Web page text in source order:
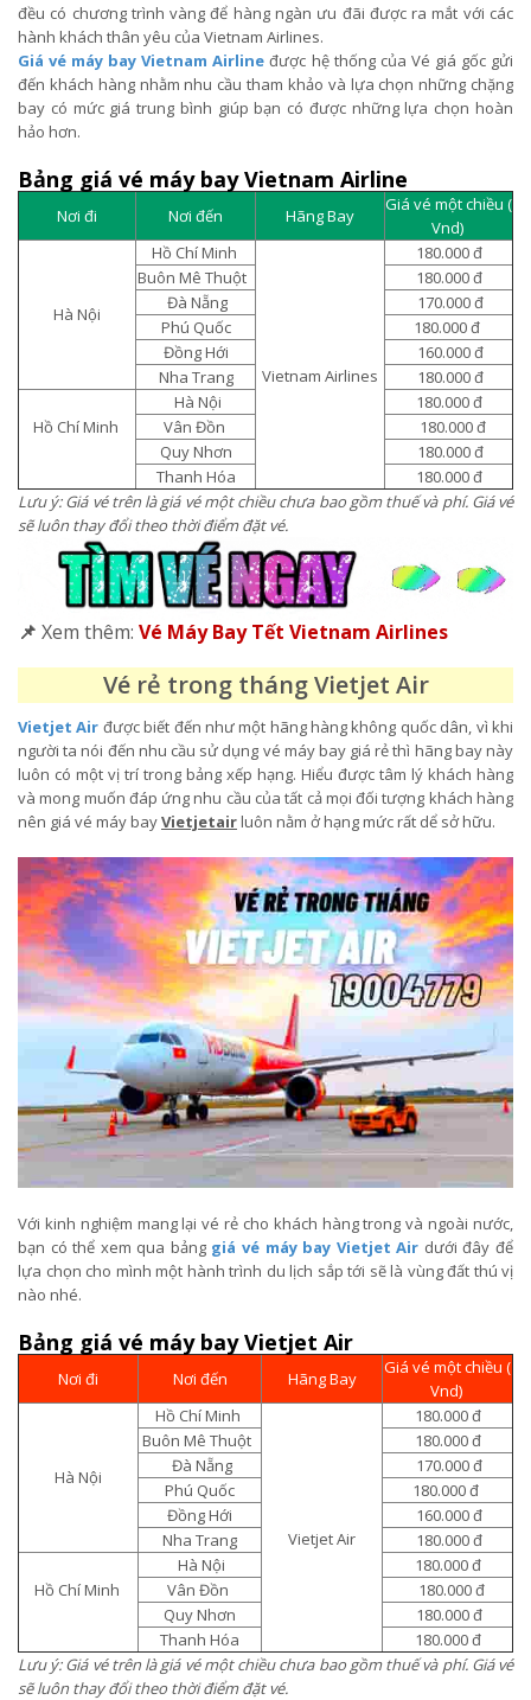
đều có chương trình vàng để hàng ngàn ưu đãi được ra mắt với các
hành khách thân yêu của Vietnam Airlines.
Giá vé máy bay Vietnam Airline được hệ thống của Vé giá gốc gửi
đến khách hàng nhằm nhu cầu tham khảo và lựa chọn những chặng
bay có mức giá trung bình giúp bạn có được những lựa chọn hoàn
hảo hơn.
Bảng giá vé máy bay Vietnam Airline
Nơi đi Nơi đến Hãng Bay
Giá vé một chiều (
Vnd)
Hà Nội
Hồ Chí Minh
Vietnam Airlines
180.000 đ
Buôn Mê Thuột
180.000 đ
Đà Nẵng
170.000 đ
Phú Quốc
180.000 đ
Đồng Hới
160.000 đ
Nha Trang
180.000 đ
Hồ Chí Minh
Hà Nội
180.000 đ
Vân Đồn
180.000 đ
Quy Nhơn
180.000 đ
Thanh Hóa
180.000 đ
Lưu ý: Giá vé trên là giá vé một chiều chưa bao gồm thuế và phí. Giá vé
sẽ luôn thay đổi theo thời điểm đặt vé.
📌 Xem thêm: Vé Máy Bay Tết Vietnam Airlines
Vé rẻ trong tháng Vietjet Air
Vietjet Air được biết đến như một hãng hàng không quốc dân, vì khi
người ta nói đến nhu cầu sử dụng vé máy bay giá rẻ thì hãng bay này
luôn có một vị trí trong bảng xếp hạng. Hiểu được tâm lý khách hàng
và mong muốn đáp ứng nhu cầu của tất cả mọi đối tượng khách hàng
nên giá vé máy bayVietjetairluôn nằm ở hạng mức rất dể sở hữu.
Với kinh nghiệm mang lại vé rẻ cho khách hàng trong và ngoài nước,
bạn có thể xem qua bảng giá vé máy bay Vietjet Air dưới đây để
lựa chọn cho mình một hành trình du lịch sắp tới sẽ là vùng đất thú vị
nào nhé.
Bảng giá vé máy bay Vietjet Air
Nơi đi Nơi đến Hãng Bay
Giá vé một chiều (
Vnd)
Hà Nội
Hồ Chí Minh
Vietjet Air
180.000 đ
Buôn Mê Thuột
180.000 đ
Đà Nẵng
170.000 đ
Phú Quốc
180.000 đ
Đồng Hới
160.000 đ
Nha Trang
180.000 đ
Hồ Chí Minh
Hà Nội
180.000 đ
Vân Đồn
180.000 đ
Quy Nhơn
180.000 đ
Thanh Hóa
180.000 đ
Lưu ý: Giá vé trên là giá vé một chiều chưa bao gồm thuế và phí. Giá vé
sẽ luôn thay đổi theo thời điểm đặt vé.